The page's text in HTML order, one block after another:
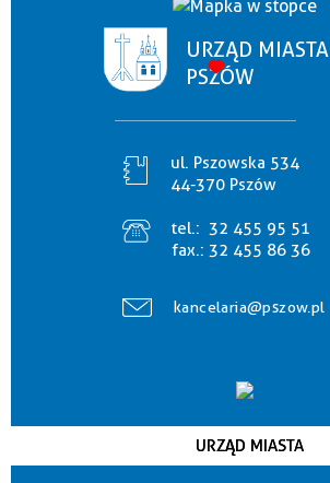
URZĄD MIASTA
PSZÓW
ul. Pszowska 534
44-370 Pszów
tel.: 32 455 95 51
fax.: 32 455 86 36
kancelaria@pszow.pl
URZĄD MIASTA